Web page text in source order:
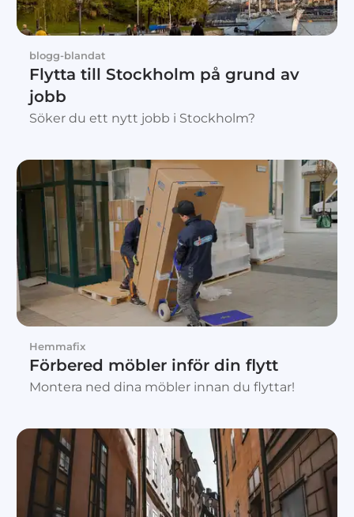
blogg-blandat
Flytta till Stockholm på grund av
jobb
Söker du ett nytt jobb i Stockholm?
Hemmafix
Förbered möbler inför din flytt
Montera ned dina möbler innan du flyttar!